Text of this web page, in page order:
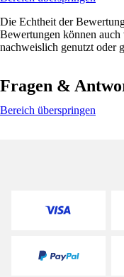
Die Echtheit der
Bewertungen können
nachweislich genutzt oder
Fragen &
Bereich überspringen